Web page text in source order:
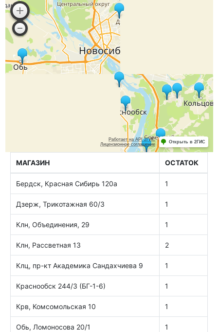
МАГАЗИН ОСТАТОК
Бердск, Красная Сибирь 120а 1
Дзерж, Трикотажная 60/3 1
Клн, Объединения, 29 1
Клн, Рассветная 13 2
Клц, пр-кт Академика Сандахчиева 9 1
Краснообск 244/3 (БГ-1-6) 1
Крв, Комсомольская 10 1
Обь, Ломоносова 20/1 1